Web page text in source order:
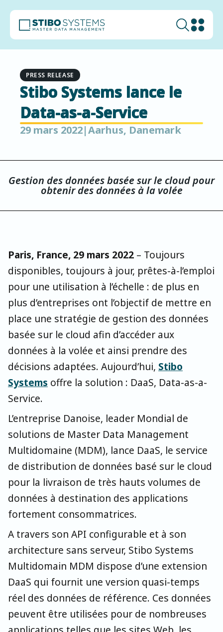
PRESS RELEASE
Stibo Systems lance le
Data-as-a-Service
29 mars 2022|Aarhus, Danemark
Gestion des données basée sur le cloud pour
obtenir des données à la volée
Paris, France, 29 mars 2022 – Toujours
disponibles, toujours à jour, prêtes-à-l’emploi
pour une utilisation à l’échelle : de plus en
plus d’entreprises ont l’objectif de mettre en
place une stratégie de gestion des données
basée sur le cloud afin d’accéder aux
données à la volée et ainsi prendre des
décisions adaptées. Aujourd’hui, Stibo
Systems offre la solution : DaaS, Data-as-a-
Service.
L’entreprise Danoise, leader Mondial de
solutions de Master Data Management
Multidomaine (MDM), lance DaaS, le service
de distribution de données basé sur le cloud
pour la livraison de très hauts volumes de
données à destination des applications
fortement consommatrices.
A travers son API configurable et à son
architecture sans serveur, Stibo Systems
Multidomain MDM dispose d’une extension
DaaS qui fournit une version quasi-temps
réel des données de référence. Ces données
peuvent être utilisées pour de nombreuses